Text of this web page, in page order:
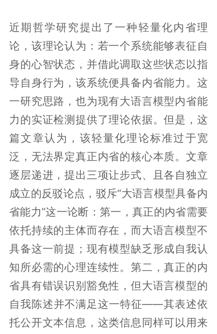
近期哲学研究提出了一种轻量化内省理
论，该理论认为：若一个系统能够表征自
身的心智状态，并借此调取这些状态以指
导自身行为，该系统便具备内省能力。这
一研究思路，也为现有大语言模型内省能
力的实证检测提供了理论依据。但是，这
篇文章认为，该轻量化理论标准过于宽
泛，无法界定真正内省的核心本质。文章
逐层递进，提出三项让步式、且各自独立
成立的反驳论点，驳斥“大语言模型具备内
省能力”这一论断：第一，真正的内省需要
依托持续的主体而存在，而大语言模型不
具备这一前提；现有模型缺乏形成自我认
知所必需的心理连续性。第二，真正的内
省具有错误识别豁免性，但大语言模型的
自我陈述并不满足这一特征——其表述依
托公开文本信息，这类信息同样可以用来